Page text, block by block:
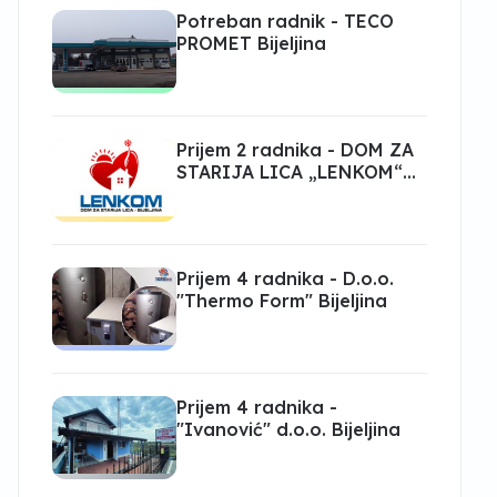
Potreban radnik - TECO
PROMET Bijeljina
Prijem 2 radnika - DOM ZA
STARIJA LICA „LENKOM“
Prijem 4 radnika - D.o.o.
"Thermo Form" Bijeljina
Prijem 4 radnika -
"Ivanović" d.o.o. Bijeljina